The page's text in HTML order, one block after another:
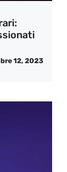
12, 2023